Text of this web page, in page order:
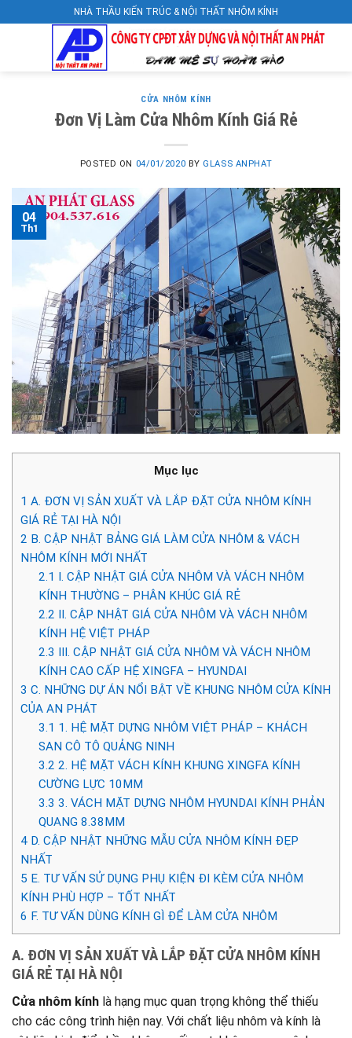
NHÀ THẦU KIẾN TRÚC & NỘI THẤT NHÔM KÍNH
CỬA NHÔM KÍNH
Đơn Vị Làm Cửa Nhôm Kính Giá Rẻ
POSTED ON 04/01/2020 BY GLASS ANPHAT
04
Th1
Mục lục
1 A. ĐƠN VỊ SẢN XUẤT VÀ LẮP ĐẶT CỬA NHÔM KÍNH
GIÁ RẺ TẠI HÀ NỘI
2 B. CẬP NHẬT BẢNG GIÁ LÀM CỬA NHÔM & VÁCH
NHÔM KÍNH MỚI NHẤT
2.1 I. CẬP NHẬT GIÁ CỬA NHÔM VÀ VÁCH NHÔM
KÍNH THƯỜNG – PHÂN KHÚC GIÁ RẺ
2.2 II. CẬP NHẬT GIÁ CỬA NHÔM VÀ VÁCH NHÔM
KÍNH HỆ VIỆT PHÁP
2.3 III. CẬP NHẬT GIÁ CỬA NHÔM VÀ VÁCH NHÔM
KÍNH CAO CẤP HỆ XINGFA – HYUNDAI
3 C. NHỮNG DỰ ÁN NỔI BẬT VỀ KHUNG NHÔM CỬA KÍNH
CỦA AN PHÁT
3.1 1. HỆ MẶT DỰNG NHÔM VIỆT PHÁP – KHÁCH
SAN CÔ TÔ QUẢNG NINH
3.2 2. HỆ MẶT VÁCH KÍNH KHUNG XINGFA KÍNH
CƯỜNG LỰC 10MM
3.3 3. VÁCH MẶT DỰNG NHÔM HYUNDAI KÍNH PHẢN
QUANG 8.38MM
4 D. CẬP NHẬT NHỮNG MẪU CỬA NHÔM KÍNH ĐẸP
NHẤT
5 E. TƯ VẤN SỬ DỤNG PHỤ KIỆN ĐI KÈM CỬA NHÔM
KÍNH PHÙ HỢP – TỐT NHẤT
6 F. TƯ VẤN DÙNG KÍNH GÌ ĐỂ LÀM CỬA NHÔM
A. ĐƠN VỊ SẢN XUẤT VÀ LẮP ĐẶT CỬA NHÔM KÍNH
GIÁ RẺ TẠI HÀ NỘI
Cửa nhôm kính là hạng mục quan trọng không thể thiếu
cho các công trình hiện nay. Với chất liệu nhôm và kính là